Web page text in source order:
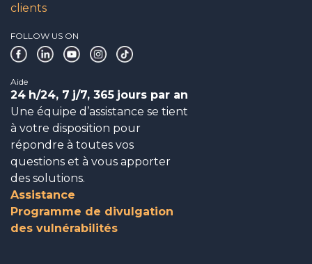
clients
FOLLOW US ON
Aide
24 h/24, 7 j/7, 365 jours par an
Une équipe d’assistance se tient
à votre disposition pour
répondre à toutes vos
questions et à vous apporter
des solutions.
Assistance
Programme de divulgation
des vulnérabilités